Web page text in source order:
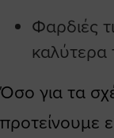
Φαρδιές
καλύτερα
Όσο για τα
προτείνουμε